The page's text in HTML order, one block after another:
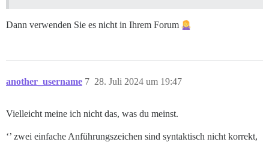
Dann verwenden Sie es nicht in Ihrem Forum
another_username 28. Juli 2024 um 19:47
7
Vielleicht meine ich nicht das, was du meinst.
‘’ zwei einfache Anführungszeichen sind syntaktisch nicht korrekt,